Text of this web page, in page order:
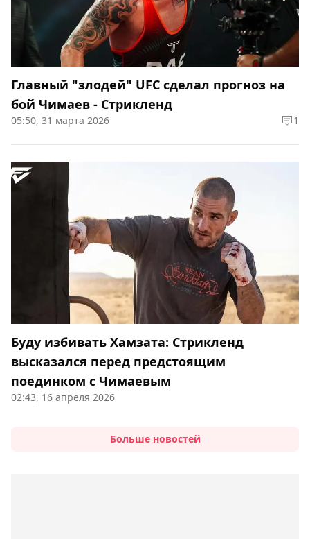
Главный "злодей" UFC сделал прогноз на
бой Чимаев - Стрикленд
05:50, 31 марта 2026 1
Буду избивать Хамзата: Стрикленд
высказался перед предстоящим
поединком с Чимаевым
02:43, 16 апреля 2026
Больше новостей